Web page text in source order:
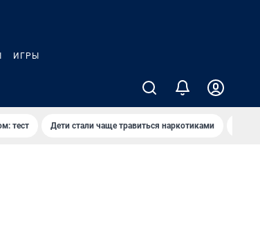
ИГРЫ
тест Дети стали чаще травиться наркотиками